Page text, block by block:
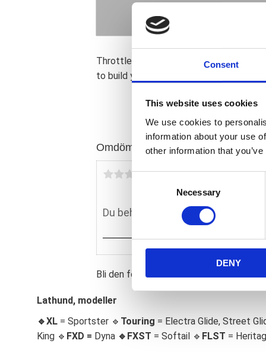
Consent
This website uses cookies
We use cookies to
information about your use
other information that
C
S
e
e
c
Necessary
DENY
Throttle (pull). Non-threaded circlip
to build your own control cable.
Omdömen
Du
Bli den första att lämna ett omdöme.
Lathund, modeller
🔹XL = Sportster 🔹 Touring = Electra Glide, Street
King 🔹 FXD = Dyna 🔹 FXST = Softail 🔹 FLST =